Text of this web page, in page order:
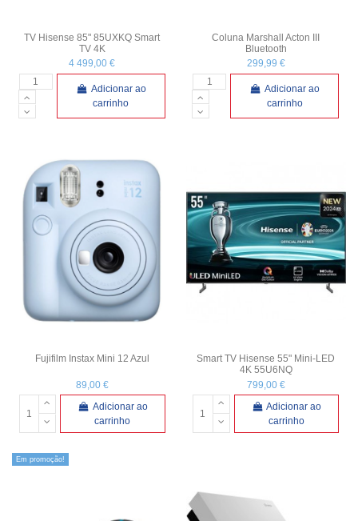
TV Hisense 85" 85UXKQ Smart
TV 4K
4 499,00 €
Adicionar ao
carrinho
Coluna Marshall Acton III
Bluetooth
299,99 €
Adicionar ao
carrinho
Fujifilm Instax Mini 12 Azul
89,00 €
Adicionar ao
carrinho
Smart TV Hisense 55" Mini-LED
4K 55U6NQ
799,00 €
Adicionar ao
carrinho
Em promoção!